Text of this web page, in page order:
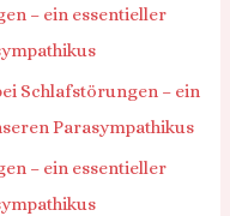
– ein essentieller
Schlafstörungen – ein
Parasympathikus
– ein essentieller